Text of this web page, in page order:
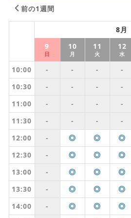
前の1週間
8月
9
日
10
月
11
火
12
水
10:00 - - - -
10:30
- - - -
11:00
- - - -
11:30
- - - -
12:00
- ◎ ◎ ◎
12:30
- ◎ ◎ ◎
13:00
- ◎ ◎ ◎
13:30
- ◎ ◎ ◎
14:00
- ◎ ◎ ◎